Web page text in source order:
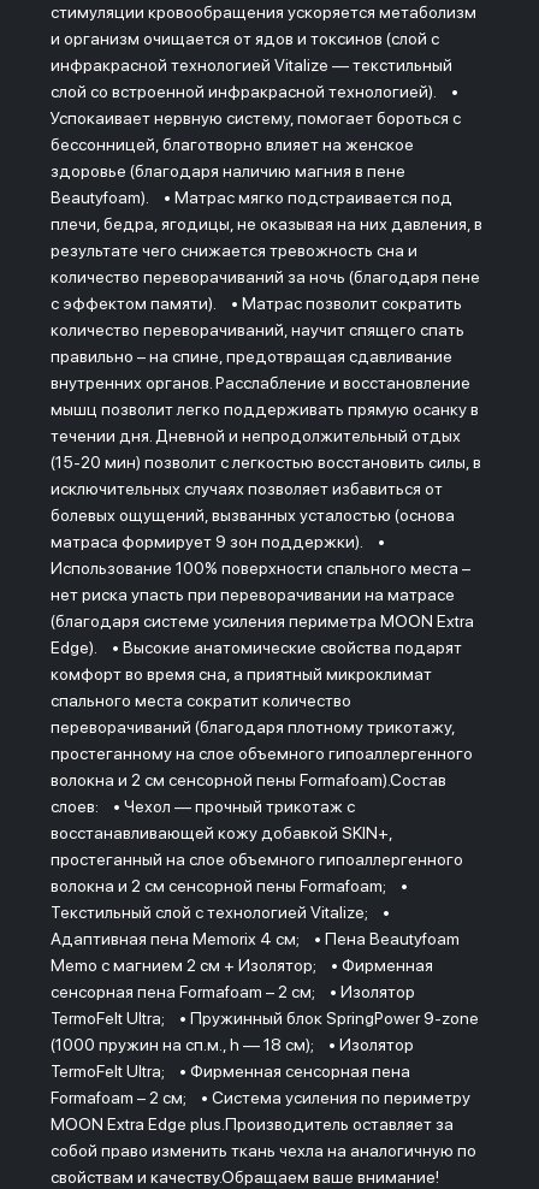
стимуляции кровообращения ускоряется метаболизм
и организм очищается от ядов и токсинов (слой с
инфракрасной технологией Vitalize — текстильный
слой со встроенной инфракрасной технологией). •
Успокаивает нервную систему, помогает бороться с
бессонницей, благотворно влияет на женское
здоровье (благодаря наличию магния в пене
Beautyfoam). • Матрас мягко подстраивается под
плечи, бедра, ягодицы, не оказывая на них давления, в
результате чего снижается тревожность сна и
количество переворачиваний за ночь (благодаря пене
с эффектом памяти). • Матрас позволит сократить
количество переворачиваний, научит спящего спать
правильно – на спине, предотвращая сдавливание
внутренних органов. Расслабление и восстановление
мышц позволит легко поддерживать прямую осанку в
течении дня. Дневной и непродолжительный отдых
(15-20 мин) позволит с легкостью восстановить силы, в
исключительных случаях позволяет избавиться от
болевых ощущений, вызванных усталостью (основа
матраса формирует 9 зон поддержки). •
Использование 100% поверхности спального места –
нет риска упасть при переворачивании на матрасе
(благодаря системе усиления периметра MOON Extra
Edge). • Высокие анатомические свойства подарят
комфорт во время сна, а приятный микроклимат
спального места сократит количество
переворачиваний (благодаря плотному трикотажу,
простеганному на слое объемного гипоаллергенного
волокна и 2 см сенсорной пены Formafoam).Состав
слоев: • Чехол — прочный трикотаж с
восстанавливающей кожу добавкой SKIN+,
простеганный на слое объемного гипоаллергенного
волокна и 2 см сенсорной пены Formafoam; •
Текстильный слой с технологией Vitalize; •
Адаптивная пена Memorix 4 см; • Пена Beautyfoam
Memo с магнием 2 см + Изолятор; • Фирменная
сенсорная пена Formafoam – 2 см; • Изолятор
TermoFelt Ultra; • Пружинный блок SpringPower 9-zone
(1000 пружин на сп.м., h — 18 см); • Изолятор
TermoFelt Ultra; • Фирменная сенсорная пена
Formafoam – 2 см; • Система усиления по периметру
MOON Extra Edge plus.Производитель оставляет за
собой право изменить ткань чехла на аналогичную по
свойствам и качеству.Обращаем ваше внимание!